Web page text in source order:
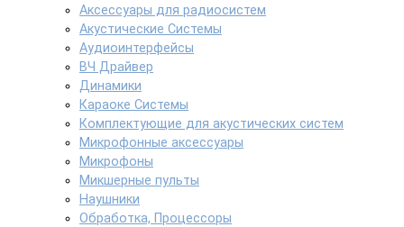
Аксессуары для радиосистем
Акустические Системы
Аудиоинтерфейсы
ВЧ Драйвер
Динамики
Караоке Системы
Комплектующие для акустических систем
Микрофонные аксессуары
Микрофоны
Микшерные пульты
Наушники
Обработка, Процессоры